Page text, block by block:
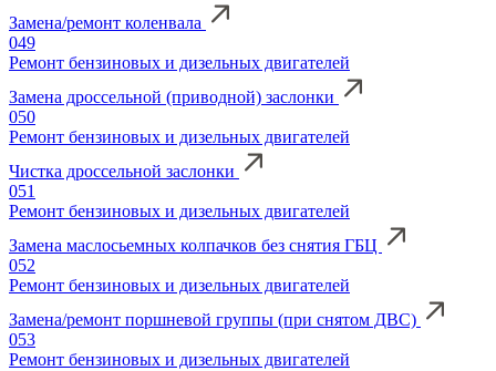
Замена/ремонт коленвала
049
Ремонт бензиновых и дизельных двигателей
Замена дроссельной (приводной) заслонки
050
Ремонт бензиновых и дизельных двигателей
Чистка дроссельной заслонки
051
Ремонт бензиновых и дизельных двигателей
Замена маслосьемных колпачков без снятия ГБЦ
052
Ремонт бензиновых и дизельных двигателей
Замена/ремонт поршневой группы (при снятом ДВС)
053
Ремонт бензиновых и дизельных двигателей